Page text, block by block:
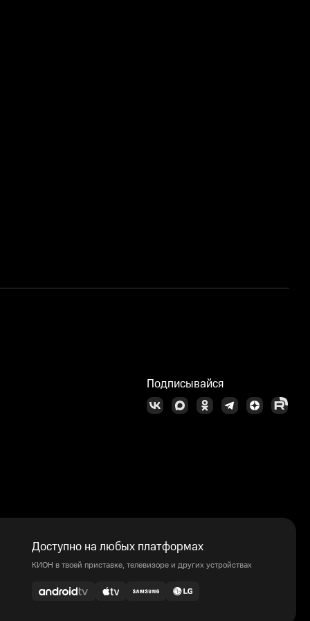
Подписывайся
Доступно на любых платформах
КИОН в твоей приставке, телевизоре и других устройствах